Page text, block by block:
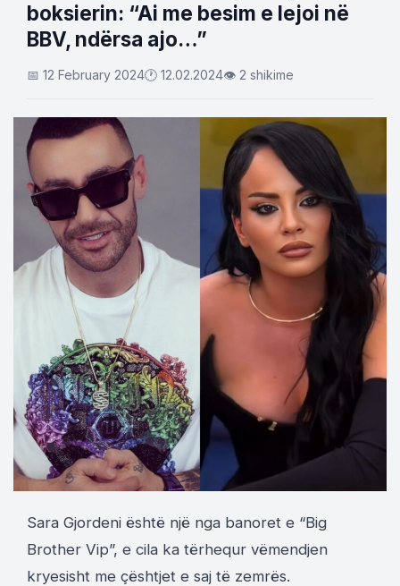
boksierin: “Ai me besim e lejoi në
BBV, ndërsa ajo…”
📅 12 February 2024🕐 12.02.2024👁 2 shikime
Sara Gjordeni është një nga banoret e “Big
Brother Vip”, e cila ka tërhequr vëmendjen
kryesisht me çështjet e saj të zemrës.